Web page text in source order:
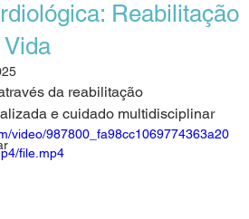
Reabilitação
da reabilitação
e cuidado multidisciplinar
video/987800_fa98cc1069774363a20
file.mp4